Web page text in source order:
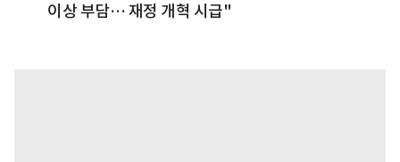
이상 부담… 재정 개혁 시급"